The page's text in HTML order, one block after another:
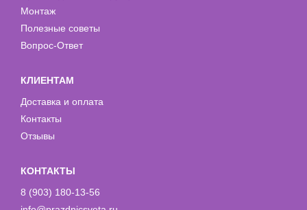
Монтаж
Полезные советы
Вопрос-Ответ
КЛИЕНТАМ
Доставка и оплата
Контакты
Отзывы
КОНТАКТЫ
8 (903) 180-13-56